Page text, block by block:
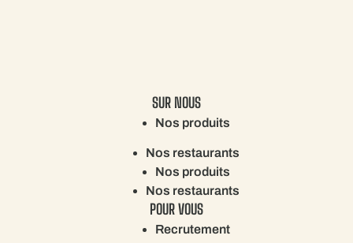
SUR NOUS
Nos produits
Nos restaurants
Nos produits
Nos restaurants
POUR VOUS
Recrutement